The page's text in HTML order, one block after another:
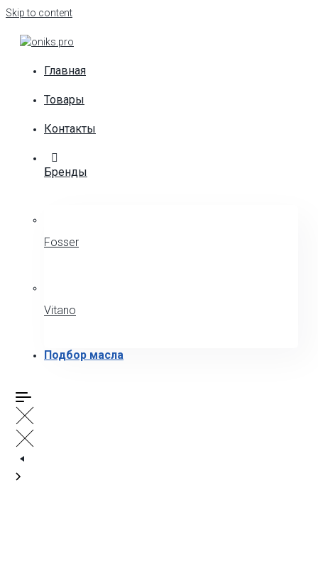
Skip to content
Главная
Товары
Контакты
Бренды
Fosser
Vitano
Подбор масла